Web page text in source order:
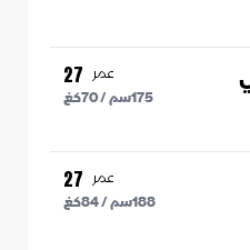
عمر 27
175سم /70كغ
عمر 27
188سم /84كغ